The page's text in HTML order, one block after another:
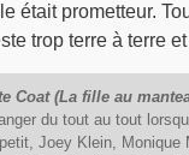
était prometteur.
trop terre à terre
Coat (La fille au
du tout au tout
Joey Klein, Monique